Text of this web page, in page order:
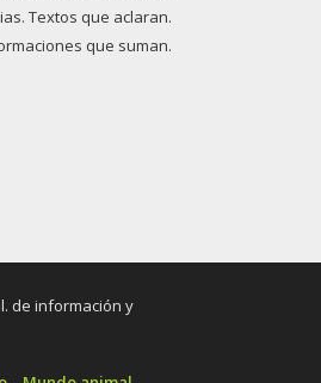
Textos que aclaran.
que suman.
de información y